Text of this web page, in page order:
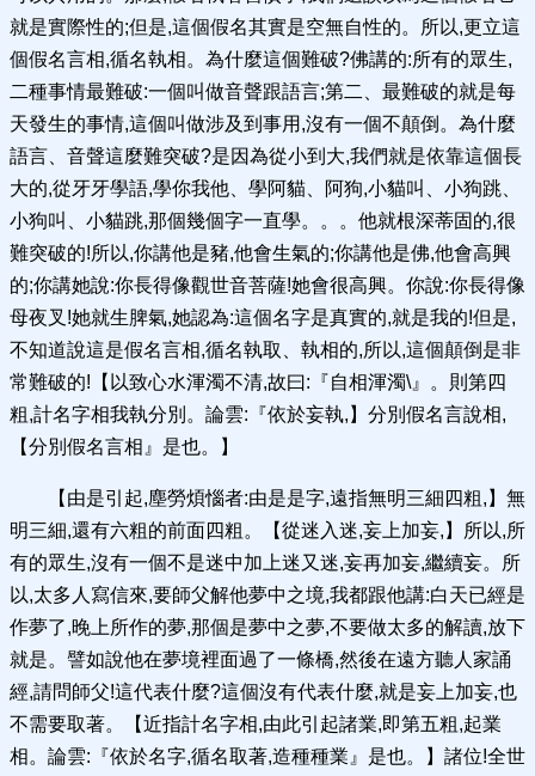
就是實際性的;但是,這個假名其實是空無自性的。所以,更立這
個假名言相,循名執相。為什麼這個難破?佛講的:所有的眾生,
二種事情最難破:一個叫做音聲跟語言;第二、最難破的就是每
天發生的事情,這個叫做涉及到事用,沒有一個不顛倒。為什麼
語言、音聲這麼難突破?是因為從小到大,我們就是依靠這個長
大的,從牙牙學語,學你我他、學阿貓、阿狗,小貓叫、小狗跳、
小狗叫、小貓跳,那個幾個字一直學。。。他就根深蒂固的,很
難突破的!所以,你講他是豬,他會生氣的;你講他是佛,他會高興
的;你講她說:你長得像觀世音菩薩!她會很高興。你說:你長得像
母夜叉!她就生脾氣,她認為:這個名字是真實的,就是我的!但是,
不知道說這是假名言相,循名執取、執相的,所以,這個顛倒是非
常難破的!【以致心水渾濁不清,故曰:『自相渾濁\』。則第四
粗,計名字相我執分別。論雲:『依於妄執,】分別假名言說相,
【分別假名言相』是也。】
【由是引起,塵勞煩惱者:由是是字,遠指無明三細四粗,】無
明三細,還有六粗的前面四粗。【從迷入迷,妄上加妄,】所以,所
有的眾生,沒有一個不是迷中加上迷又迷,妄再加妄,繼續妄。所
以,太多人寫信來,要師父解他夢中之境,我都跟他講:白天已經是
作夢了,晚上所作的夢,那個是夢中之夢,不要做太多的解讀,放下
就是。譬如說他在夢境裡面過了一條橋,然後在遠方聽人家誦
經,請問師父!這代表什麼?這個沒有代表什麼,就是妄上加妄,也
不需要取著。【近指計名字相,由此引起諸業,即第五粗,起業
相。論雲:『依於名字,循名取著,造種種業』是也。】諸位!全世